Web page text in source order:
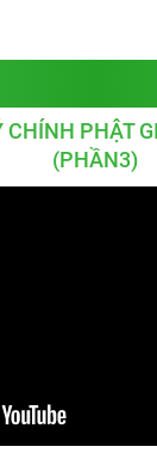
CHÍNH PHẬT
(PHẦN3)